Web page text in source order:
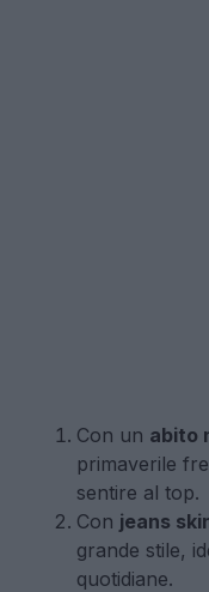
Con un abito
primaverile
sentire al top.
Con jeans
grande stile,
quotidiane.